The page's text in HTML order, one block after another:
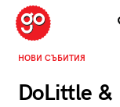
НОВИ СЪБИТИЯ
DoLittle &